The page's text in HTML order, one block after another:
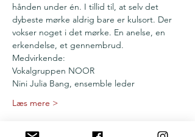
hånden under én. I tillid til, at selv det
dybeste mørke aldrig bare er kulsort. Der
vokser noget i det mørke. En anelse, en
erkendelse, et gennembrud.
Medvirkende:
Vokalgruppen NOOR
Nini Julia Bang, ensemble leder
Læs mere >